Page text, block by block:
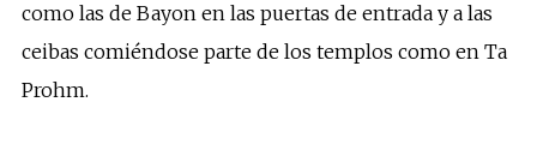
como las de Bayon en las puertas de entrada y a las
ceibas comiéndose parte de los templos como en Ta
Prohm.